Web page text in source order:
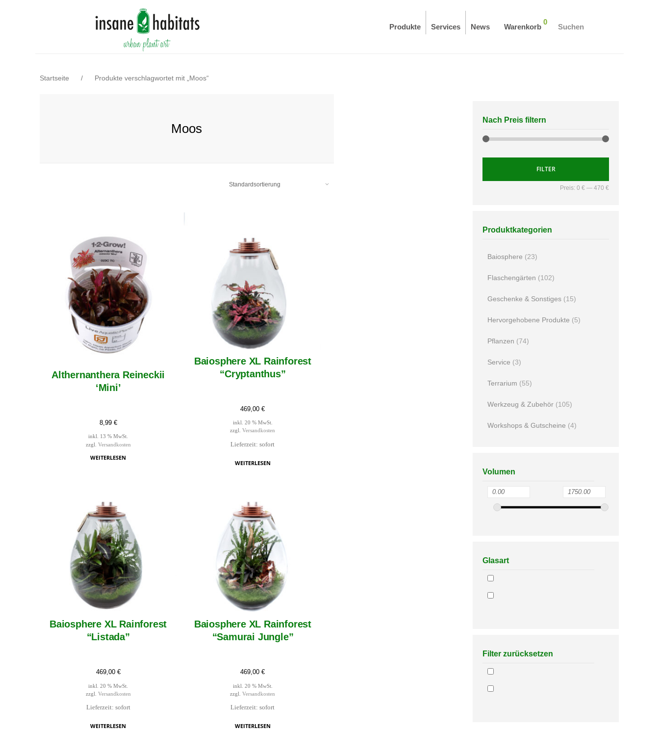
Suchen
Warenkorb
0
Produkte Services News
Startseite / Produkte verschlagwortet mit „Moos“
Moos
Althernanthera Reineckii
‘Mini’
8,99 €
inkl. 13 % MwSt.
zzgl. Versandkosten
WEITERLESEN
Baiosphere XL Rainforest
“Cryptanthus”
469,00€
inkl. 20 % MwSt.
zzgl. Versandkosten
Lieferzeit: sofort
WEITERLESEN
Baiosphere XL Rainforest
“Listada”
469,00 €
inkl. 20 % MwSt.
zzgl. Versandkosten
Lieferzeit: sofort
WEITERLESEN
Baiosphere XL Rainforest
“Samurai Jungle”
469,00€
inkl. 20 % MwSt.
zzgl.Versandkosten
Lieferzeit: sofort
WEITERLESEN
Nach Preis filtern
FILTER
Preis:0 € —470 €
Produktkategorien
Baiosphere (23)
Flaschengärten (102)
Geschenke & Sonstiges (15)
Hervorgehobene Produkte (5)
Pflanzen (74)
Service (3)
Terrarium (55)
Werkzeug & Zubehör (105)
Workshops & Gutscheine (4)
Volumen
Glasart
Filter zurücksetzen